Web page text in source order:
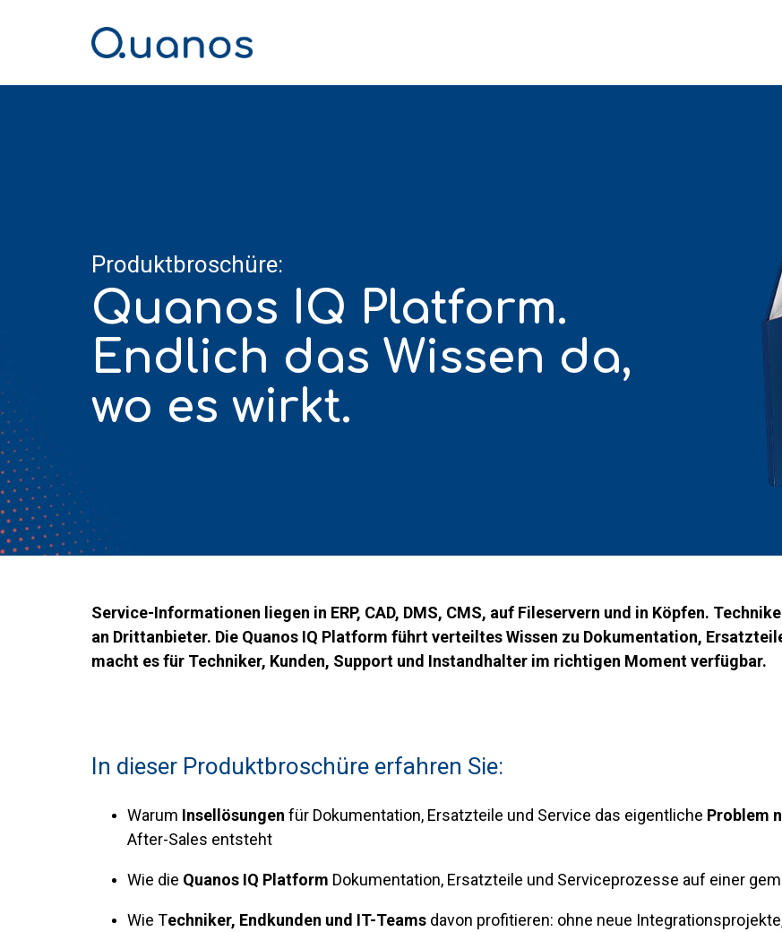
Produktbroschüre:
Quanos IQ Platform.
Endlich das Wissen da,
wo es wirkt.
Service-Informationen liegen in ERP, CAD, DMS, CMS, auf Fileservern und in Köpfen.
an Drittanbieter. Die Quanos IQ Platform führt verteiltes Wissen zu Dokumentation,
macht es für Techniker, Kunden, Support und Instandhalter im richtigen Moment verfügbar.
In dieser Produktbroschüre erfahren Sie:
Warum Insellösungen für Dokumentation, Ersatzteile und Service das eigentliche Problem
After-Sales entsteht
Wie die Quanos IQ Platform Dokumentation, Ersatzteile und Serviceprozesse auf einer
Wie Techniker, Endkunden und IT-Teams davon profitieren: ohne neue